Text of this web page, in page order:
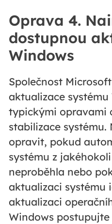
Oprava 4.
dostupnou
Windows
Společnost
aktualizace systému
typickými opravami
stabilizace systému.
opravit, pokud
systému z
neproběhla nebo
aktualizaci systému
aktualizaci
Windows